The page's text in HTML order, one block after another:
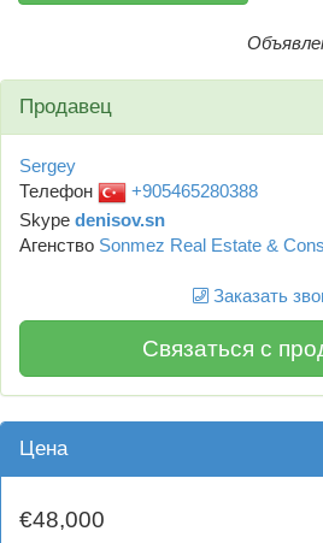
Продавец
Sergey
Телефон
+905465280388
Skype denisov.sn
Агенство Sonmez Real Estate &
Заказать
Связаться с
Цена
€48,000